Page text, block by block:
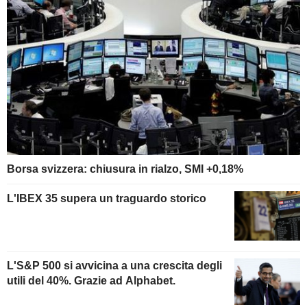
Borsa svizzera: chiusura in rialzo, SMI +0,18%
L'IBEX 35 supera un traguardo storico
L'S&P 500 si avvicina a una crescita degli
utili del 40%. Grazie ad Alphabet.